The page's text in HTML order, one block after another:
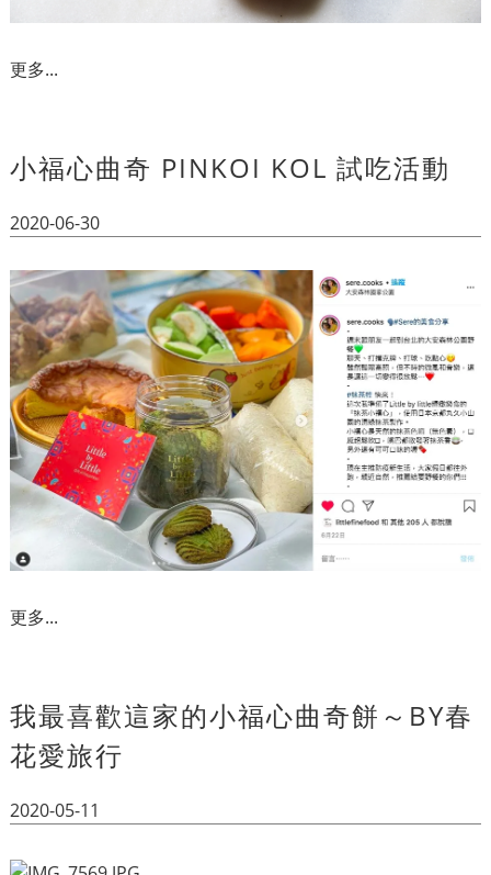
更多...
小福心曲奇 PINKOI KOL 試吃活動
2020-06-30
更多...
我最喜歡這家的小福心曲奇餅～BY春
花愛旅行
2020-05-11